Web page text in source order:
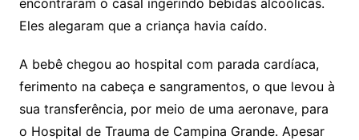
Eles alegaram que a criança havia caído.
A bebê chegou ao hospital com parada cardíaca,
ferimento na cabeça e sangramentos, o que levou à
sua transferência, por meio de uma aeronave, para
o Hospital de Trauma de Campina Grande. Apesar